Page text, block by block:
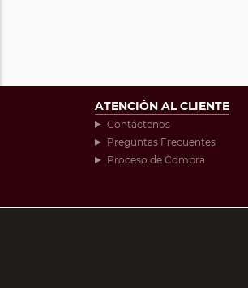
ATENCIÓN AL CLIENTE
Contáctenos
Preguntas Frecuentes
Proceso de Compra